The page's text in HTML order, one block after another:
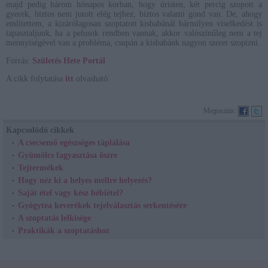
majd pedig három hónapos korban, hogy úristen, két percig szopott a
gyerek, biztos nem jutott elég tejhez, biztos valami gond van. De, ahogy
említettem, a kizárólagosan szoptatott kisbabánál bármilyen viselkedést is
tapasztaljunk, ha a pelusok rendben vannak, akkor valószínűleg nem a tej
mennyiségével van a probléma, csupán a kisbabánk nagyon szeret szopizni.
Forrás: Születés Hete Portál
A cikk folytatása itt olvasható.
Megosztás:
Kapcsolódó cikkek
A csecsemő egészséges táplálása
Gyümölcs fagyasztása őszre
Tejtermékek
Hogy néz ki a helyes mellre helyezés?
Saját étel vagy kész bébiétel?
Gyógytea keverékek tejelválasztás serkentésére
A szoptatás lelkisége
Praktikák a szoptatáshoz